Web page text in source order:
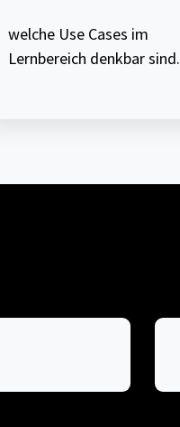
welche Use Cases im
Lernbereich denkbar sind.